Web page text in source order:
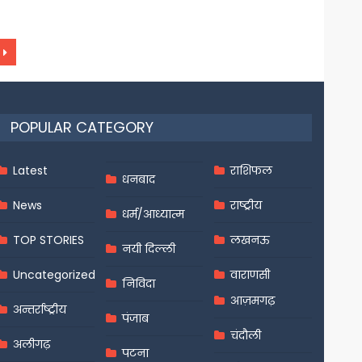
POPULAR CATEGORY
Latest
News
TOP STORIES
Uncategorized
अन्तर्राष्ट्रीय
अलीगढ़
धनबाद
धर्म/आध्यात्म
नयी दिल्ली
निविदा
पंजाब
पटना
राशिफल
राष्ट्रीय
लखनऊ
वाराणसी
आज़मगढ़
चंदौली